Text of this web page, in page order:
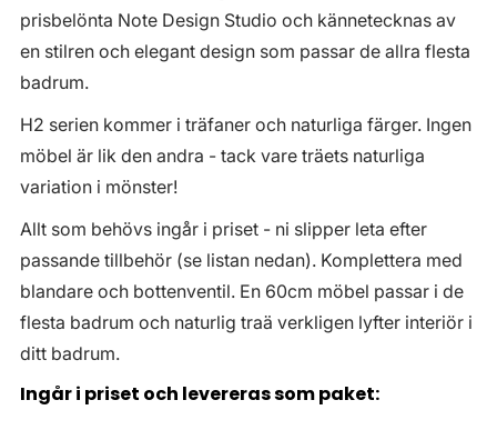
prisbelönta Note Design Studio och kännetecknas av
en stilren och elegant design som passar de allra flesta
badrum.
H2 serien kommer i träfaner och naturliga färger. Ingen
möbel är lik den andra - tack vare träets naturliga
variation i mönster!
Allt som behövs ingår i priset - ni slipper leta efter
passande tillbehör (se listan nedan). Komplettera med
blandare och bottenventil. En 60cm möbel passar i de
flesta badrum och naturlig traä verkligen lyfter interiör i
ditt badrum.
Ingår i priset och levereras som paket: